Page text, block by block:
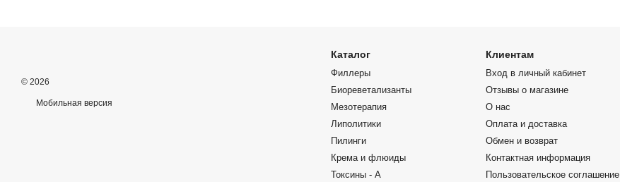
© 2026
Мобильная версия
Каталог
Филлеры
Биореветализанты
Мезотерапия
Липолитики
Пилинги
Крема и флюиды
Токсины - А
Клиентам
Вход в личный кабинет
Отзывы о магазине
О нас
Оплата и доставка
Обмен и возврат
Контактная информация
Пользовательское соглашение